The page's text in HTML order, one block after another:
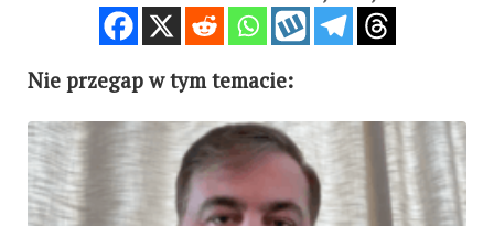
Nie przegap w tym temacie: